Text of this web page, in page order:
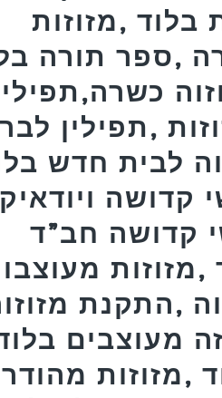
בלוד ,מזוזות
,ספר תורה
,תפילין לבר
לבית חדש
קדושה
קדושה חב”ד
,מזוזות
,התקנת
מעוצבים
,מזוזות